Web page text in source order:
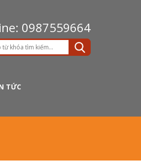
0987559664
TỨC